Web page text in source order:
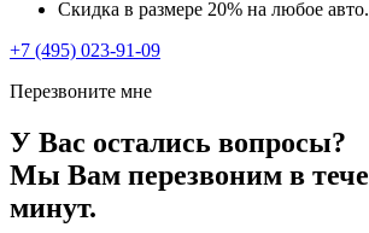
Скидка в размере 20% на любое авто.
+7 (495) 023-91-09
Перезвоните мне
У Вас остались вопросы?
Мы Вам перезвоним в
минут.